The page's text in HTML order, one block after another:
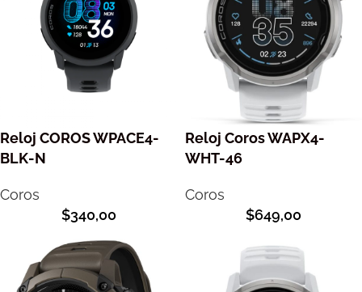
Reloj COROS WPACE4-
BLK-N
Coros
$340,00
Reloj Coros WAPX4-
WHT-46
Coros
$649,00